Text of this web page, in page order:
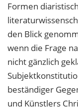
Formen
den Blick
wenn die Frage
nicht gänzlich
beständiger
und Künstlers